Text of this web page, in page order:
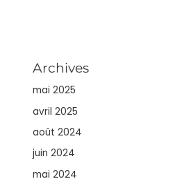
Archives
mai 2025
avril 2025
août 2024
juin 2024
mai 2024